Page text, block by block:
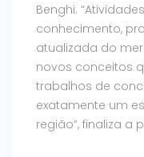
Benghi.
conhecimento,
atualizada do
novos conceitos
trabalhos de
exatamente um
região”, finaliza a